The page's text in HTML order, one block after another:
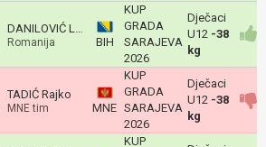
DANILOVIĆ Lazar
Romanija BIH
KUP
GRADA
SARAJEVA
2026
Dječaci
U12 -38
kg
TADIĆ Rajko
MNE tim MNE
KUP
GRADA
SARAJEVA
2026
Dječaci
U12 -38
kg
KUP